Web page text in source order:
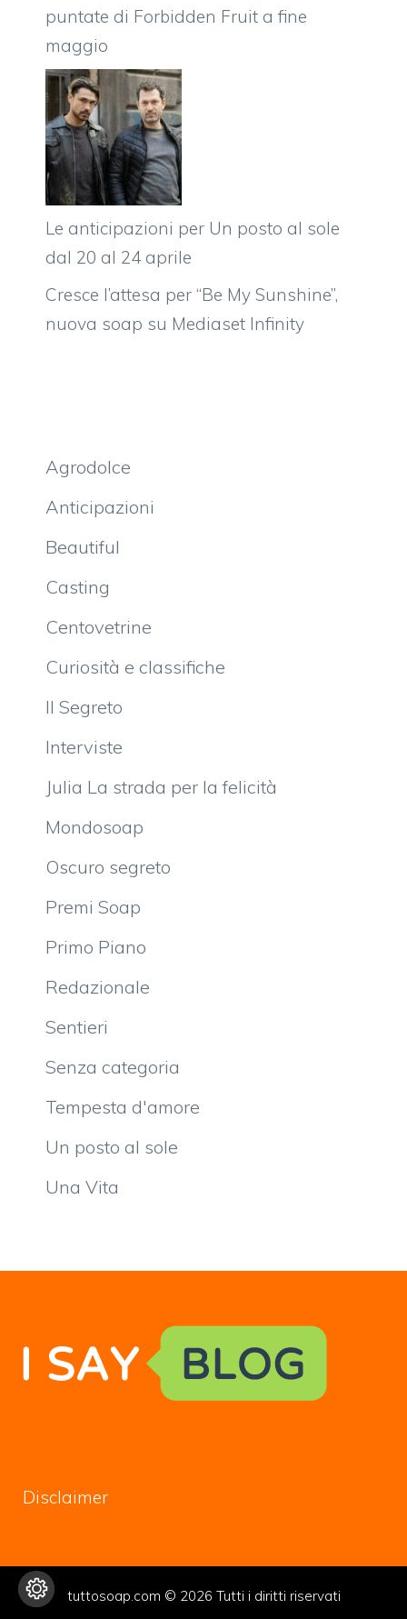
puntate di Forbidden Fruit a fine
maggio
Le anticipazioni per Un posto al sole
dal 20 al 24 aprile
Cresce l’attesa per “Be My Sunshine”,
nuova soap su Mediaset Infinity
Agrodolce
Anticipazioni
Beautiful
Casting
Centovetrine
Curiosità e classifiche
Il Segreto
Interviste
Julia La strada per la felicità
Mondosoap
Oscuro segreto
Premi Soap
Primo Piano
Redazionale
Sentieri
Senza categoria
Tempesta d'amore
Un posto al sole
Una Vita
Disclaimer
tuttosoap.com © 2026 Tutti i diritti riservati